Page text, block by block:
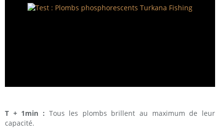
T + 1min : Tous les plombs brillent au maximum de leur
capacité.